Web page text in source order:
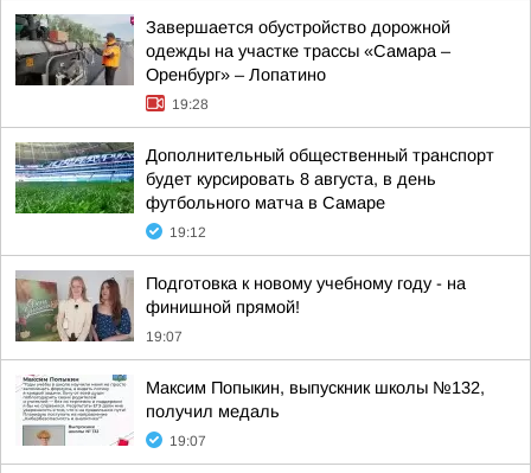
Завершается обустройство дорожной
одежды на участке трассы «Самара –
Оренбург» – Лопатино
19:28
Дополнительный общественный транспорт
будет курсировать 8 августа, в день
футбольного матча в Самаре
19:12
Подготовка к новому учебному году - на
финишной прямой!
19:07
Максим Попыкин, выпускник школы №132,
получил медаль
19:07